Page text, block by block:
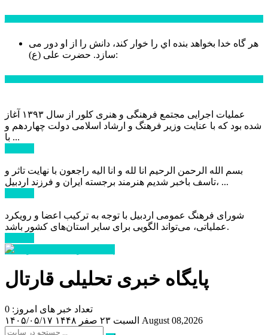
هر گاه خدا بخواهد بنده اي را خوار كند، دانش را از او دور می
سازد.حضرت علی (ع):
عملیات اجرایی مجتمع فرهنگی و هنری کلور از سال ۱۳۹۳ آغاز
شده بود که با عنایت وزیر فرهنگ و ارشاد اسلامی دولت چهاردهم و
با ...
بسم الله الرحمن الرحیم انا لله و انا الیه راجعون با نهایت تاثر و
تاسف باخبر شدیم هنرمند برجسته ایران و فرزند اردبیل، ...
شورای فرهنگ عمومی اردبیل با توجه به ترکیب اعضا و رویکرد
عملیاتی، می‌تواند الگویی برای سایر استان‌های کشور باشد.
پایگاه خبری تحلیلی قارتال
تعداد خبر های امروز: 0
۱۴۰۵/۰۵/۱۷
السبت ۲۳ صفر ۱۴۴۸ August 08,2026